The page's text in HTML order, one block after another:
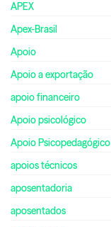
APEX
Apex-Brasil
Apoio
Apoio a exportação
apoio financeiro
Apoio psicológico
Apoio Psicopedagógico
apoios técnicos
aposentadoria
aposentados